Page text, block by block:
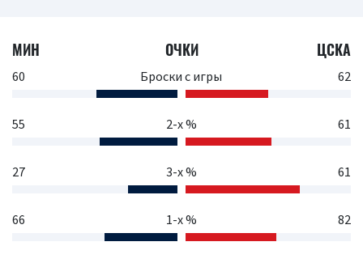
МИН ОЧКИ ЦСКА
60 Броски с игры 62
55 2-х % 61
27 3-х % 61
66 1-х % 82